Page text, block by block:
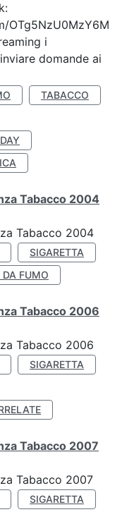
OTg5NzU0MzY6M
i
domande ai
TABACCO
Tabacco 2004
Tabacco 2004
SIGARETTA
DA FUMO
Tabacco 2006
Tabacco 2006
SIGARETTA
Tabacco 2007
Tabacco 2007
SIGARETTA